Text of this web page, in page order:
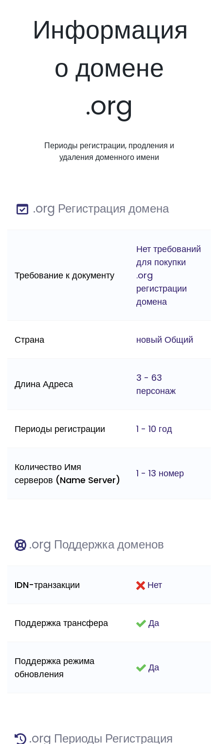
Информация
о домене
.org
Периоды регистрации, продления и
удаления доменного имени
.org Регистрация домена
Требование к документу
Нет требований
для покупки
.org
регистрации
домена
Страна новый Общий
Длина Адреса
3 - 63
персонаж
Периоды регистрации 1 - 10 год
Количество Имя
серверов (Name Server)
1 - 13 номер
.org Поддержка доменов
IDN-транзакции Нет
Поддержка трансфера Да
Поддержка режима
обновления
Да
.org Периоды Регистрация